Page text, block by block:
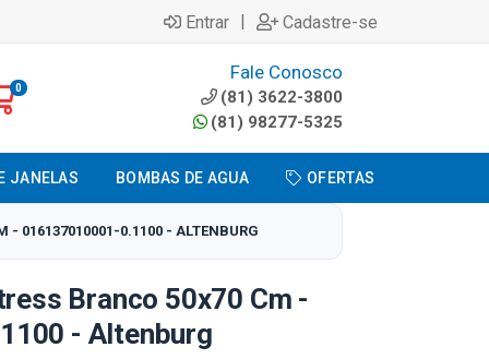
Entrar | Cadastre-se
0
Fale Conosco
(81) 3622-3800
(81) 98277-5325
JANELAS BOMBAS DE AGUA OFERTAS
- 016137010001-0.1100 - ALTENBURG
Branco 50x70 Cm -
- Altenburg